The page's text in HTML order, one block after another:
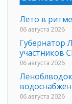
Лето в
06 августа 2026
Губернатор
участников
06 августа 2026
06 августа 2026